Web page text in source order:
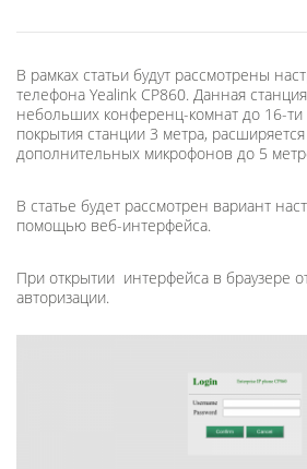
В рамках статьи будут рассмотрены
телефона Yealink CP860. Данная
небольших конференц-комнат до 16-ти
покрытия станции 3 метра,
дополнительных микрофонов до 5
В статье будет рассмотрен вариант
помощью веб-интерфейса.
При открытии интерфейса в браузере
авторизации.